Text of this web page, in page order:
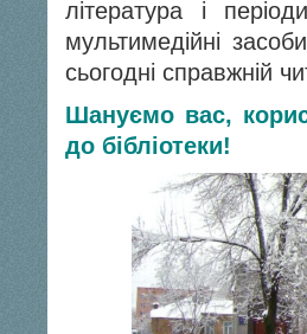
література і
мультимедійні
сьогодні справжній
Шануємо вас,
до бібліотеки!